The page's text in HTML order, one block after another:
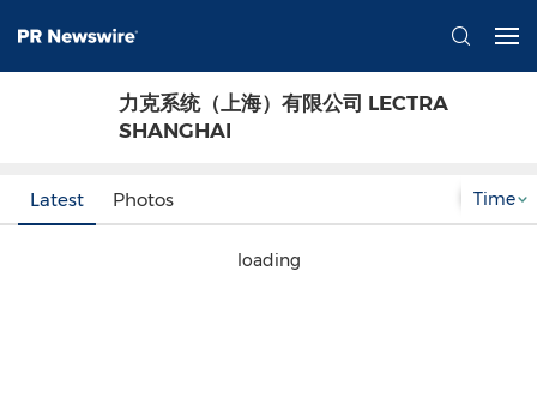
力克系统（上海）有限公司 LECTRA
SHANGHAI
Time
Latest Photos
loading